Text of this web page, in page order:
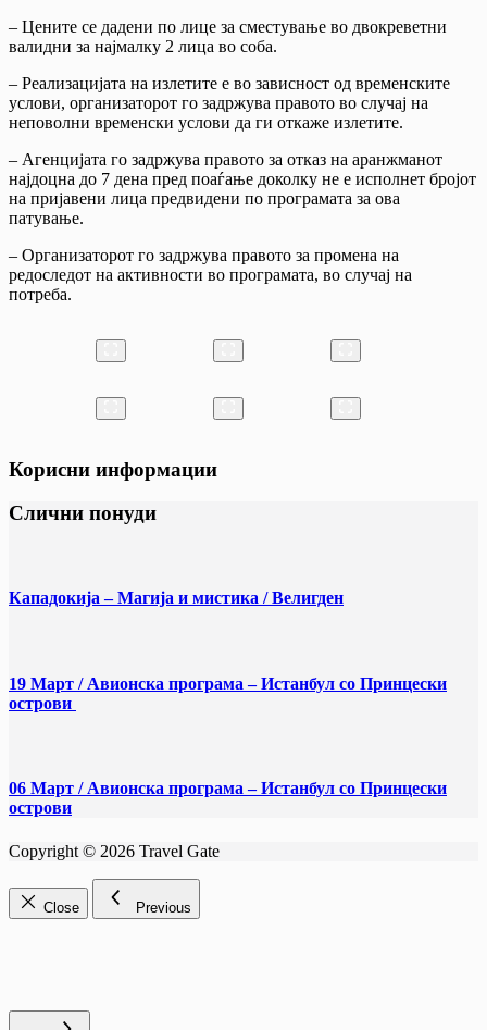
– Цените се дадени по лице за сместување во двокреветни
валидни за најмалку 2 лица во соба.
– Реализацијата на излетите е во зависност од временските
услови, организаторот го задржува правото во случај на
неповолни временски услови да ги откаже излетите.
– Агенцијата го задржува правото за отказ на аранжманот
најдоцна до 7 дена пред поаѓање доколку не е исполнет бројот
на пријавени лица предвидени по програмата за ова
патување.
– Организаторот го задржува правото за промена на
редоследот на активности во програмата, во случај на
потреба.
Корисни информации
Слични понуди
Кападокија – Магија и мистика / Велигден
19 Март / Aвионска програма – Истанбул со Принцески
острови
06 Март / Aвионска програма – Истанбул со Принцески
острови
Copyright © 2026 Travel Gate
Close Previous